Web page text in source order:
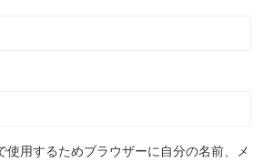
使用するためブラウザーに自分の名前、メ